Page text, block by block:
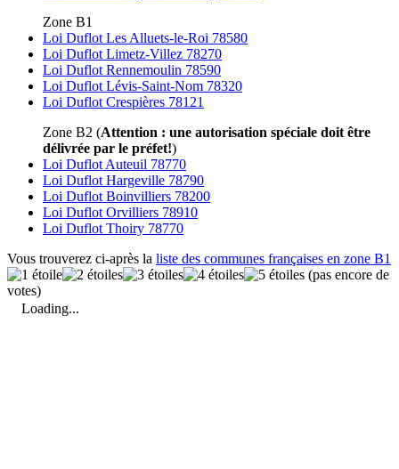
Zone B1
Loi Duflot Les Alluets-le-Roi 78580
Loi Duflot Limetz-Villez 78270
Loi Duflot Rennemoulin 78590
Loi Duflot Lévis-Saint-Nom 78320
Loi Duflot Crespières 78121
Zone B2 (Attention : une autorisation spéciale doit être
délivrée par le préfet!)
Loi Duflot Auteuil 78770
Loi Duflot Hargeville 78790
Loi Duflot Boinvilliers 78200
Loi Duflot Orvilliers 78910
Loi Duflot Thoiry 78770
Vous trouverez ci-après la liste des communes françaises en zone B1
(pas encore de
votes)
Loading...